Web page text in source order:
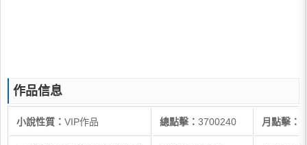
作品信息
小說性質： VIP作品 總點擊： 3700240 月點擊：